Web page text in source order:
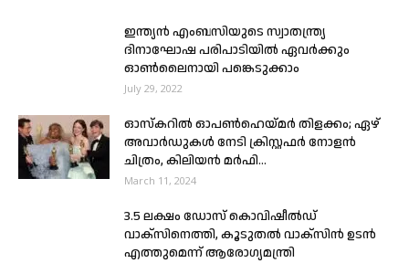
ഇന്ത്യൻ എംബസിയുടെ സ്വാതന്ത്ര്യ
ദിനാഘോഷ പരിപാടിയിൽ ഏവർക്കും
ഓൺലൈനായി പങ്കെടുക്കാം
July 29, 2022
ഓസ്കറിൽ ഓപണ്‍ഹെയ്മര്‍ തിളക്കം; ഏഴ്
അവാര്‍ഡുകള്‍ നേടി ക്രിസ്റ്റഫര്‍ നോളന്‍
ചിത്രം, കിലിയന്‍ മർഫി...
March 11, 2024
3.5 ലക്ഷം ഡോസ് കൊവിഷീല്‍ഡ്
വാക്സിനെത്തി, കൂടുതല്‍ വാക്സിന്‍ ഉടന്‍
എത്തുമെന്ന് ആരോഗ്യമന്ത്രി